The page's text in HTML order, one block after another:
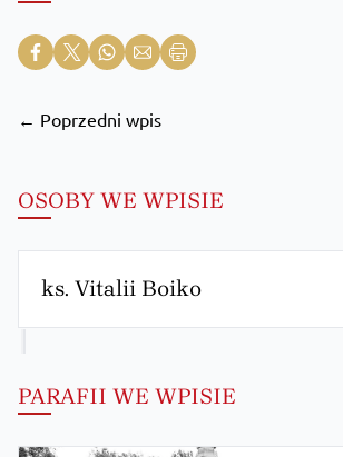
← Poprzedni wpis
OSOBY WE WPISIE
ks. Vitalii Boiko
PARAFII WE WPISIE